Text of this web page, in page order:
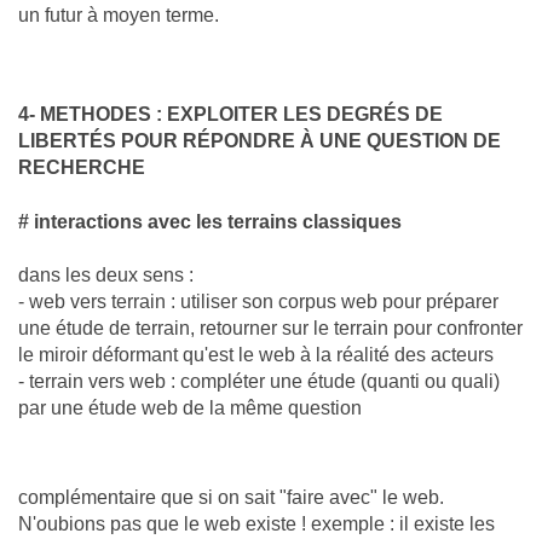
un futur à moyen terme.
4- METHODES : EXPLOITER LES DEGRÉS DE
LIBERTÉS POUR RÉPONDRE À UNE QUESTION DE
RECHERCHE
# interactions avec les terrains classiques
dans les deux sens :
- web vers terrain : utiliser son corpus web pour préparer
une étude de terrain, retourner sur le terrain pour confronter
le miroir déformant qu'est le web à la réalité des acteurs
- terrain vers web : compléter une étude (quanti ou quali)
par une étude web de la même question
complémentaire que si on sait "faire avec" le web.
N'oubions pas que le web existe ! exemple : il existe les